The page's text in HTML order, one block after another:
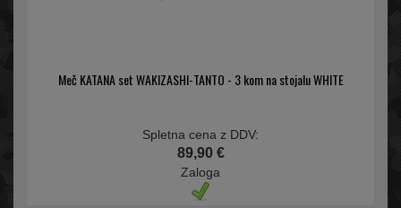
Meč KATANA set WAKIZASHI-TANTO - 3 kom na stojalu WHITE
Spletna cena z DDV:
89,90 €
Zaloga